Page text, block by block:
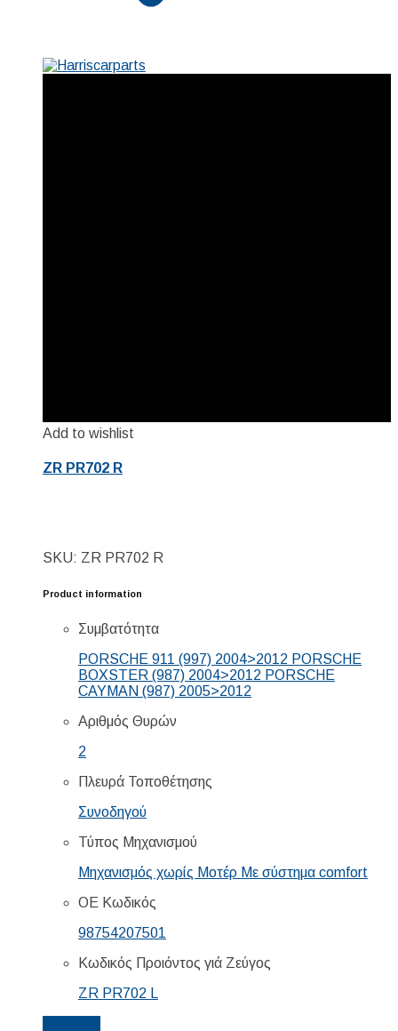
Add to wishlist
ZR PR702 R
SKU: ZR PR702 R
Product information
Συμβατότητα
PORSCHE 911 (997) 2004>2012 PORSCHE
BOXSTER (987) 2004>2012 PORSCHE
CAYMAN (987) 2005>2012
Αριθμός Θυρών
2
Πλευρά Τοποθέτησης
Συνοδηγού
Τύπος Μηχανισμού
Μηχανισμός χωρίς Μοτέρ Mε σύστημα comfort
ΟΕ Κωδικός
98754207501
Κωδικός Προιόντος γιά Ζεύγος
ZR PR702 L